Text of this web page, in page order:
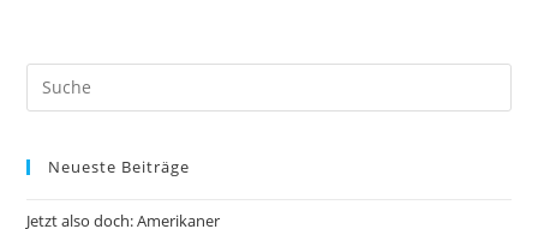
Neueste Beiträge
Jetzt also doch: Amerikaner